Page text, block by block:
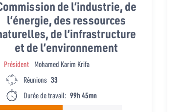
de l’industrie, de
l’énergie, des ressources
de l’infrastructure
et de l’environnement
Président Mohamed Karim Krifa
Réunions 33
Durée de travail: 99h 45mn